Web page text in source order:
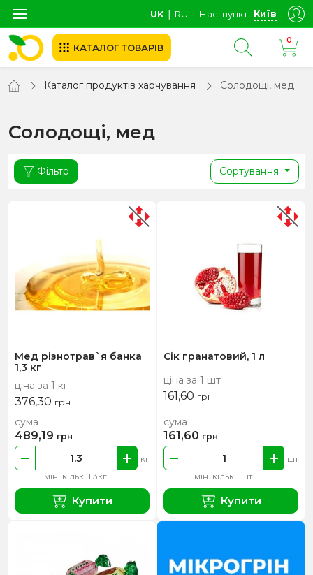
UK ∣ RU Нас. пункт Київ
КАТАЛОГ ТОВАРІВ
0
Каталог продуктів харчування Солодощі, мед
Солодощі, мед
Фільтр Сортування
Мед різнотрав`я банка
1,3 кг
ціна за 1 кг
376,30 грн
мін. кільк. 1.3кг
кг
сума
489,19 грн
Купити
Сік гранатовий, 1 л
ціна за 1 шт
161,60 грн
мін. кільк. 1шт
шт
сума
161,60 грн
Купити